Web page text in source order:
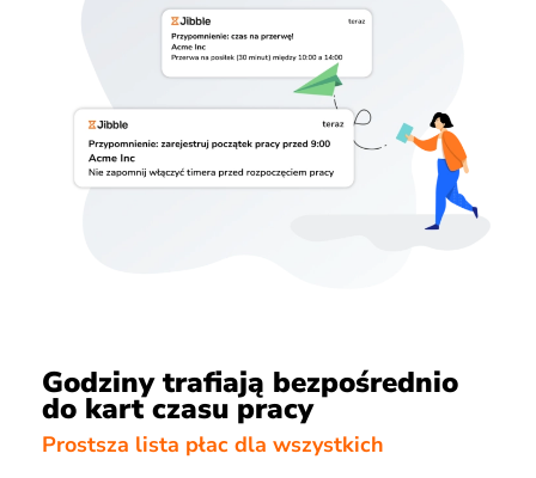
Godziny trafiają bezpośrednio
do kart czasu pracy
Prostsza lista płac dla wszystkich